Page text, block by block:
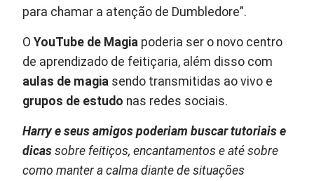
para chamar a atenção de Dumbledore”.
OYouTube de Magia poderia ser o novo centro
de aprendizado de feitiçaria, além disso com
aulas de magia sendo transmitidas ao vivo e
grupos de estudo nas redes sociais.
Harry e seus amigos poderiam buscar tutoriais e
dicas sobre feitiços, encantamentos e até sobre
como manter a calma diante de situações